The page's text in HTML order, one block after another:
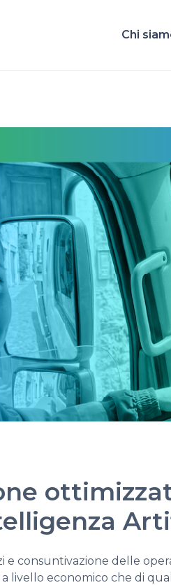
Chi
e consuntivazione delle
livello economico che di